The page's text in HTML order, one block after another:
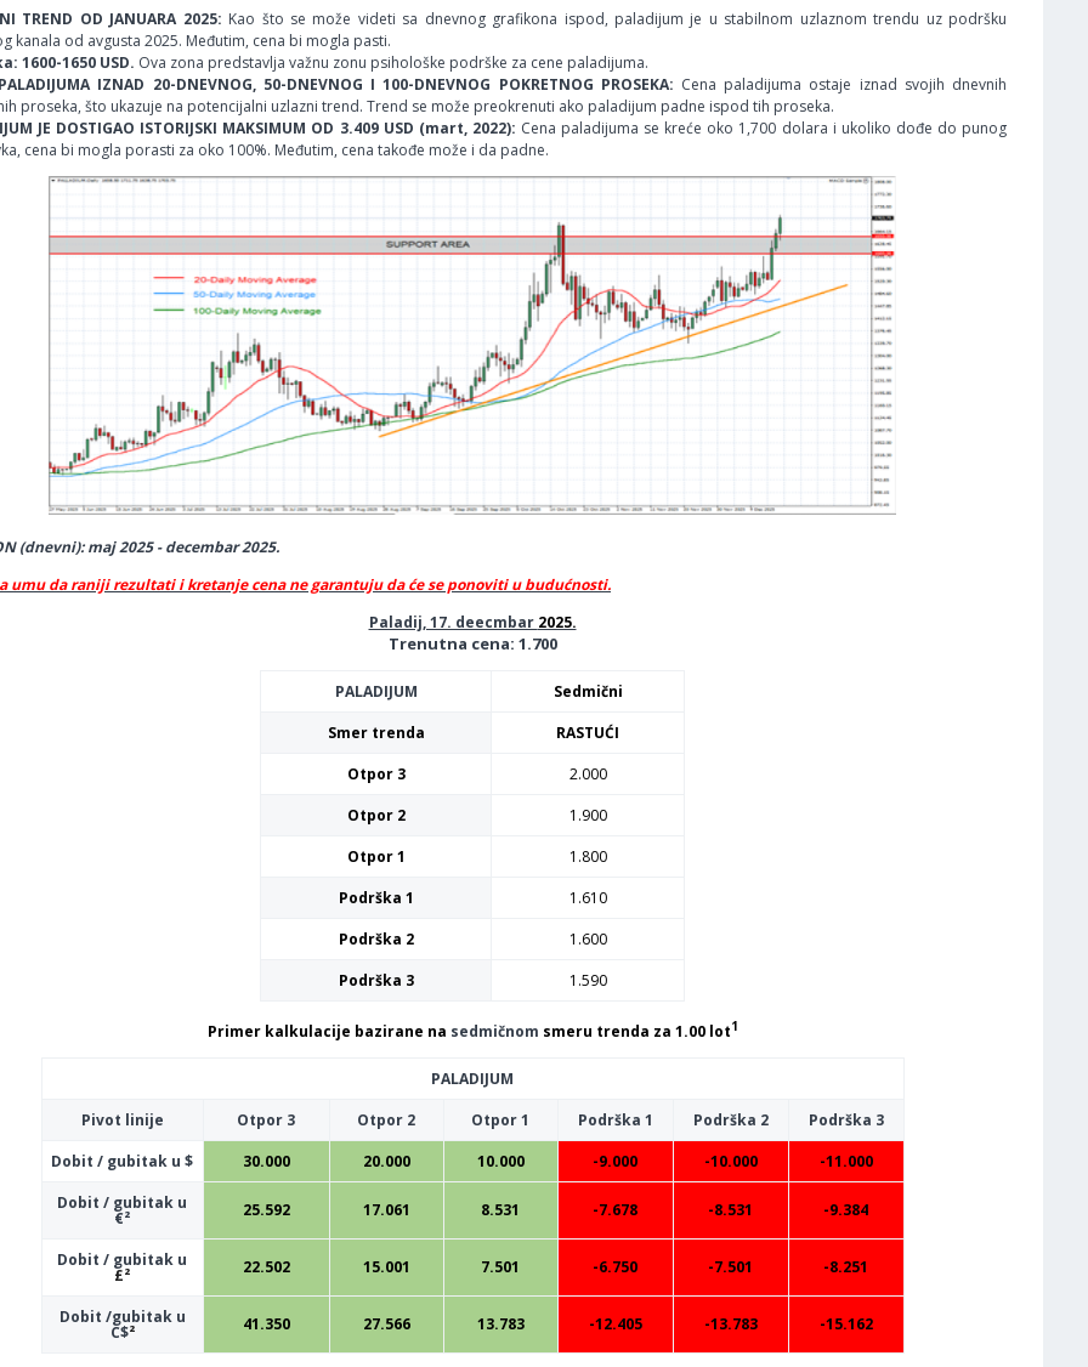
TREND OD JANUARA 2025: Kao što se može videti sa dnevnog grafikona ispod, paladijum je u stabilnom uzlaznom trendu uz podršku
kanala od avgusta 2025. Međutim, cena bi mogla pasti.
1600-1650 USD. Ova zona predstavlja važnu zonu psihološke podrške za cene paladijuma.
IZNAD 20-DNEVNOG, 50-DNEVNOG I 100-DNEVNOG POKRETNOG PROSEKA: Cena paladijuma ostaje iznad svojih dnevnih
proseka, što ukazuje na potencijalni uzlazni trend. Trend se može preokrenuti ako paladijum padne ispod tih proseka.
JE DOSTIGAO ISTORIJSKI MAKSIMUM OD 3.409 USD (mart, 2022): Cena paladijuma se kreće oko 1,700 dolara i ukoliko dođe do punog
cena bi mogla porasti za oko 100%. Međutim, cena takođe može i da padne.
(dnevni): maj 2025 - decembar 2025.
umu da raniji rezultati i kretanje cena ne garantuju da će se ponoviti u budućnosti.
Paladij, 17. deecmbar 2025.
Trenutna cena: 1.700
PALADIJUM
Sedmični
Smer trenda
RASTUĆI
Otpor 3
2.000
Otpor 2
1.900
Otpor 1
1.800
Podrška 1
1.610
Podrška 2
1.600
Podrška 3
1.590
Primer kalkulacije bazirane na sedmičnom smeru trenda za 1.00 lot1
PALADIJUM
Pivot linije
Otpor 3 Otpor 2 Otpor 1 Podrška 1 Podrška 2
Podrška 3
Dobit / gubitak u $
30.000 20.000 10.000 -9.000 -10.000
-11.000
Dobit / gubitak u
€² 25.592 17.061 8.531 -7.678 -8.531 -9.384
Dobit / gubitak u
£² 22.502 15.001 7.501 -6.750 -7.501 -8.251
Dobit /gubitak u
C$² 41.350 27.566 13.783 -12.405 -13.783 -15.162